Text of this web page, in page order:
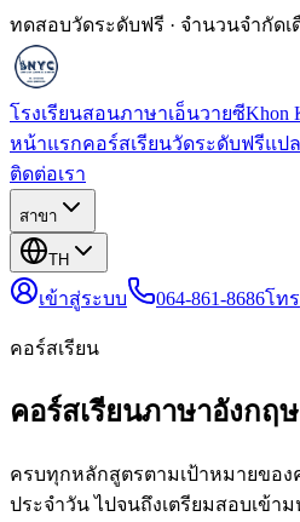
ทดสอบวัดระดับฟรี · จำนวนจำกัด
โรงเรียนสอนภาษาเอ็นวายซีKhon
หน้าแรกคอร์สเรียนวัดระดับฟรีแป
ติดต่อเรา
สาขา
TH
เข้าสู่ระบบ 064-861-8686โทร
คอร์สเรียน
คอร์สเรียนภาษาอังกฤษ
ครบทุกหลักสูตรตามเป้าหมายขอ
ประจำวัน ไปจนถึงเตรียมสอบเข้า